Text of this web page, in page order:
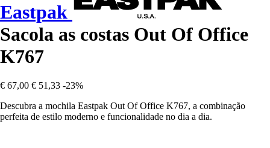
Eastpak
Sacola as costas Out Of Office
K767
€ 67,00 € 51,33 -23%
Descubra a mochila Eastpak Out Of Office K767, a combinação
perfeita de estilo moderno e funcionalidade no dia a dia.